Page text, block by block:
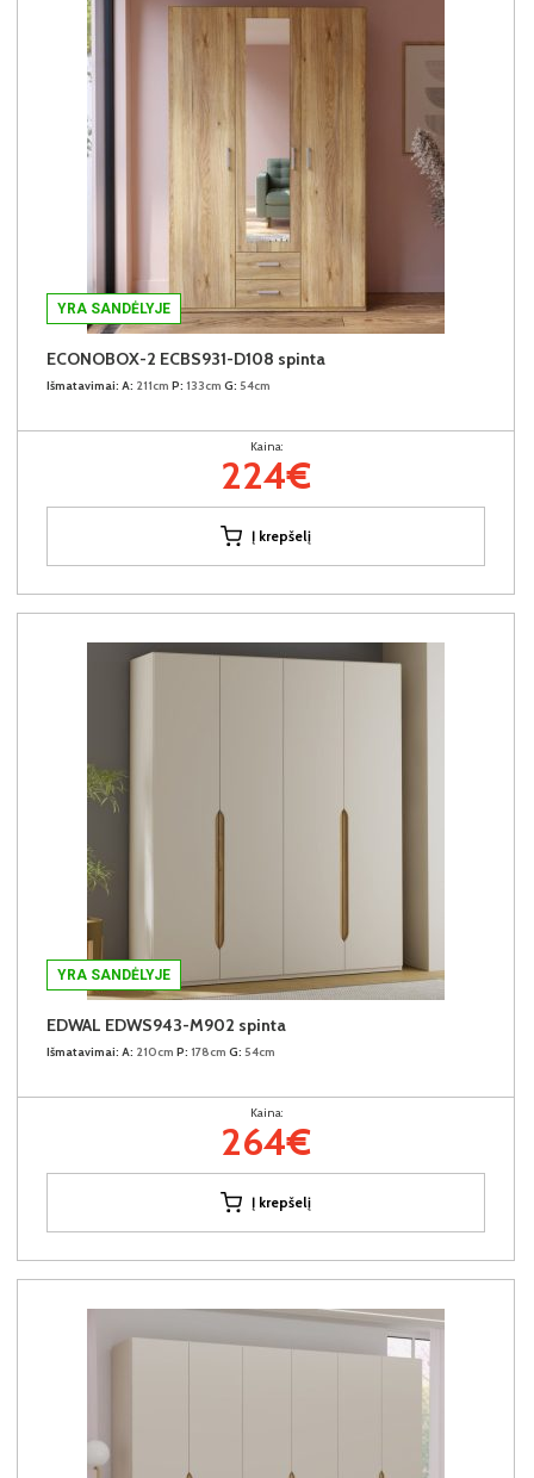
YRA SANDĖLYJE
ECONOBOX-2 ECBS931-D108 spinta
Išmatavimai: A: 211cm P: 133cm G: 54cm
Kaina:
224€
Į krepšelį
YRA SANDĖLYJE
EDWAL EDWS943-M902 spinta
Išmatavimai: A: 210cm P: 178cm G: 54cm
Kaina:
264€
Į krepšelį